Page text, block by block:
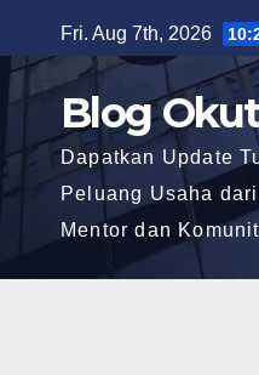
to
content
Fri. Aug 7th, 2026
Blog
Dapatkan Update
Peluang Usaha
Mentor dan